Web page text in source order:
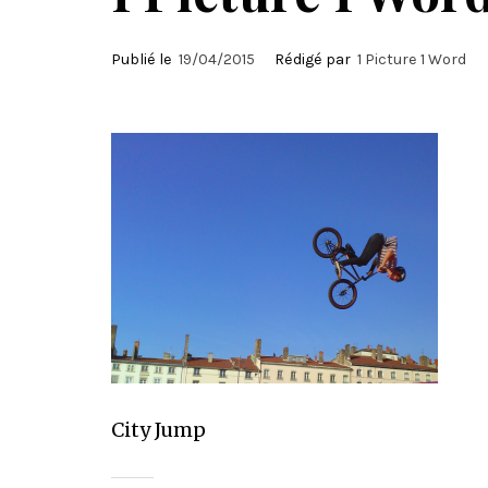
Publié le 19/04/2015 Rédigé par 1 Picture 1 Word
City Jump